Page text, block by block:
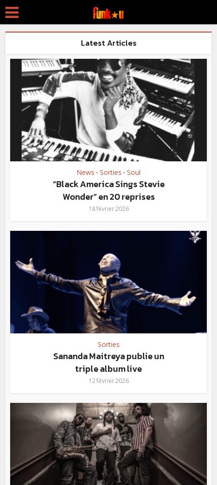
Latest Articles
News • Sorties • Soul
“Black America Sings Stevie
Wonder” en 20 reprises
18 février 2026
Sorties
Sananda Maitreya publie un
triple album live
12 février 2026